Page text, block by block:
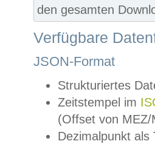
den gesamten
Verfügbare
JSON-Format
Strukturiertes
Zeitstempel im
(Offset von MEZ/
Dezimalpunkt als